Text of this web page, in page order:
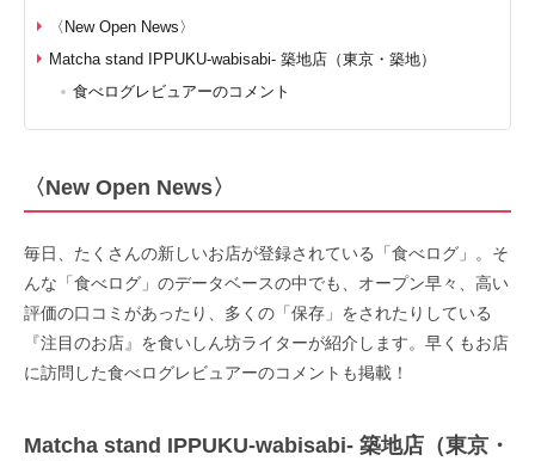
〈New Open News〉
Matcha stand IPPUKU-wabisabi- 築地店（東京・築地）
食べログレビュアーのコメント
〈New Open News〉
毎日、たくさんの新しいお店が登録されている「食べログ」。そ
んな「食べログ」のデータベースの中でも、オープン早々、高い
評価の口コミがあったり、多くの「保存」をされたりしている
『注目のお店』を食いしん坊ライターが紹介します。早くもお店
に訪問した食べログレビュアーのコメントも掲載！
Matcha stand IPPUKU-wabisabi- 築地店（東京・